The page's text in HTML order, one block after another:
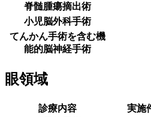
脊髄腫瘍摘出術
小児脳外科手術
てんかん手術を含む機
能的脳神経手術
眼領域
診療内容
実施